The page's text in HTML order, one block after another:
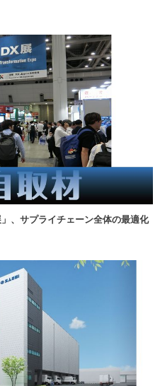
、サプライチェーン全体の最適化